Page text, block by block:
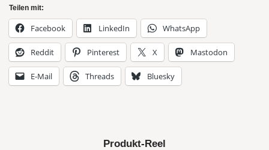
Teilen mit:
Facebook LinkedIn WhatsApp
Reddit Pinterest X Mastodon
E-Mail Threads Bluesky
Produkt-Reel